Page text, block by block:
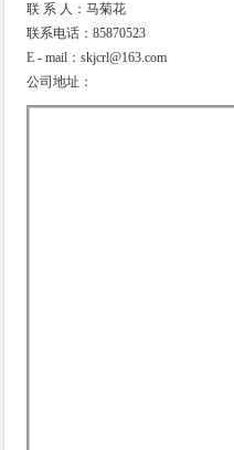
联 系 人：马菊花
联系电话：85870523
E - mail：skjcrl@163.com
公司地址：